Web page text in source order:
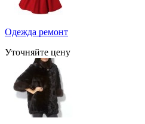
Одежда ремонт
Уточняйте цену